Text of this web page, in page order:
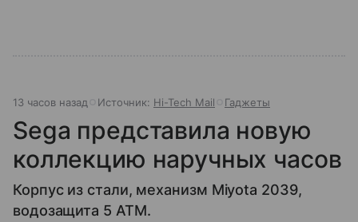
13 часов назад Источник: Hi-Tech Mail Гаджеты
Sega представила новую
коллекцию наручных часов
Корпус из стали, механизм Miyota 2039,
водозащита 5 ATM.